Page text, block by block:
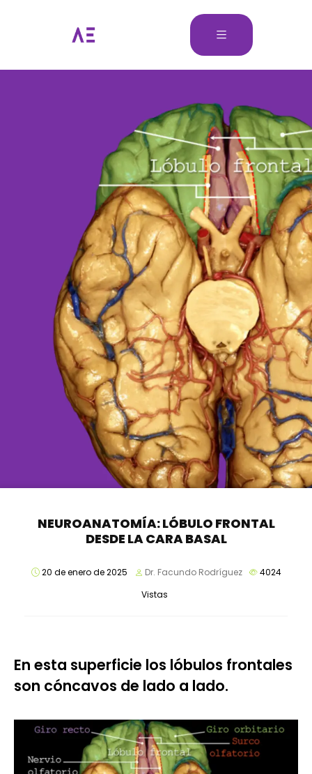
NEUROANATOMÍA: LÓBULO FRONTAL
DESDE LA CARA BASAL
20 de enero de 2025 Dr. Facundo Rodríguez
4024
Vistas
En esta superficie los lóbulos frontales
son cóncavos de lado a lado.